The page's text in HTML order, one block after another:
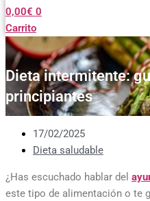
0,00€ 0
Carrito
Dieta intermitente:
principiantes
17/02/2025
Dieta saludable
¿Has escuchado hablar del
este tipo de alimentación o te